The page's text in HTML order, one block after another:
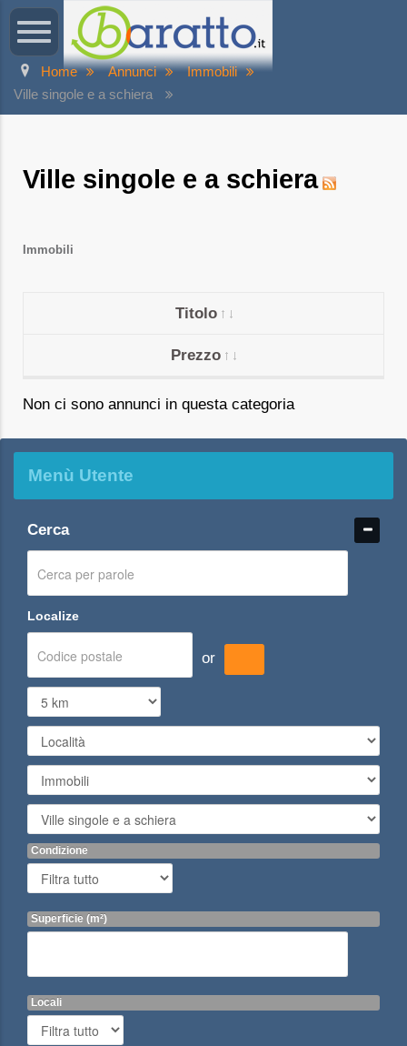
Home Annunci
Immobili
Ville singole e a schiera
Ville singole e a schiera
Immobili
Titolo
Prezzo
Non ci sono annunci in questa categoria
Menù Utente
Cerca
Localize
or
Condizione
Superficie (m²)
Locali